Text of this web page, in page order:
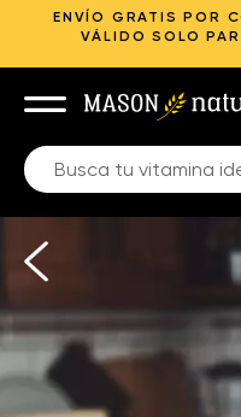
ENVÍO GRATIS POR
VÁLIDO SOLO